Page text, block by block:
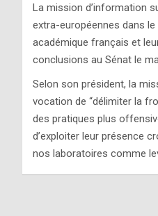
La mission d’information
extra-européennes dans
académique français et
conclusions au Sénat le
Selon son président, la
vocation de “délimiter la
des pratiques plus
d’exploiter leur présence
nos laboratoires comme